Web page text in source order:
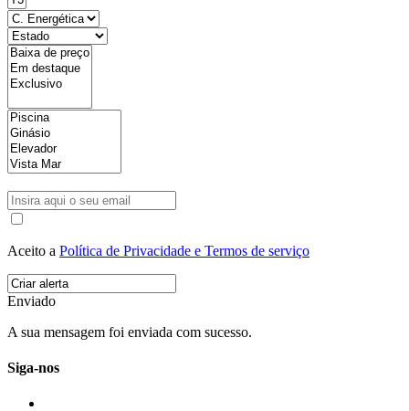
Aceito a Política de Privacidade e Termos de serviço
Enviado
A sua mensagem foi enviada com sucesso.
Siga-nos